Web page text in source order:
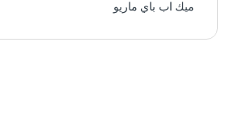
ميك اب باي ماريو